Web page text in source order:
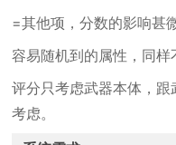
=其他项，分数的影响甚
容易随机到的属性，同样
评分只考虑武器本体，
考虑。